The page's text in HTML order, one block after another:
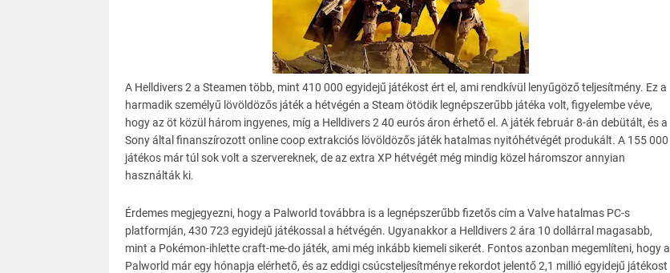
A Helldivers 2 a Steamen több, mint 410 000 egyidejű játékost ért el, ami rendkívül lenyűgöző teljesítmény. Ez a
harmadik személyű lövöldözős játék a hétvégén a Steam ötödik legnépszerűbb játéka volt, figyelembe véve,
hogy az öt közül három ingyenes, míg a Helldivers 2 40 eurós áron érhető el. A játék február 8-án debütált, és a
Sony által finanszírozott online coop extrakciós lövöldözős játék hatalmas nyitóhétvégét produkált. A 155 000
játékos már túl sok volt a szervereknek, de az extra XP hétvégét még mindig közel háromszor annyian
használták ki.
Érdemes megjegyezni, hogy a Palworld továbbra is a legnépszerűbb fizetős cím a Valve hatalmas PC-s
platformján, 430 723 egyidejű játékossal a hétvégén. Ugyanakkor a Helldivers 2 ára 10 dollárral magasabb,
mint a Pokémon-ihlette craft-me-do játék, ami még inkább kiemeli sikerét. Fontos azonban megemlíteni, hogy a
Palworld már egy hónapja elérhető, és az eddigi csúcsteljesítménye rekordot jelentő 2,1 millió egyidejű játékost